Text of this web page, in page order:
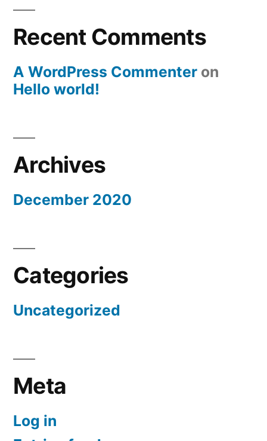
Recent Comments
A WordPress Commenter on
Hello world!
Archives
December 2020
Categories
Uncategorized
Meta
Log in